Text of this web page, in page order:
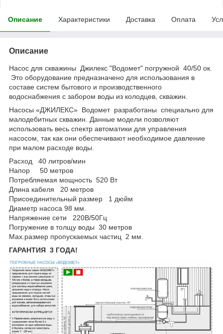
Описание Характеристики Доставка Оплата
Описание
Насос для скважины Джилекс "Водомет" погружной 40/50 ок.
Это оборудование предназначено для использования в
составе систем бытового и производственного
водоснабжения с забором воды из колодцев, скважин.
Насосы «ДЖИЛЕКС» Водомет разработаны специально для
малодебитных скважин. Данные модели позволяют
использовать весь спектр автоматики для управления
насосом, так как они обеспечивают необходимое давление
при малом расходе воды.
Pасход 40 литров/мин
Hапор 50 метров
Потребляемая мощность 520 Вт
Длина кабеля 20 метров
Присоединительный размер 1 дюйм
Диаметр насоса 98 мм.
Напряжение сети 220В/50Гц
Погружение в толщу воды 30 метров
Max.размер пропускаемых частиц 2 мм.
ГАРАНТИЯ 3 ГОДА!